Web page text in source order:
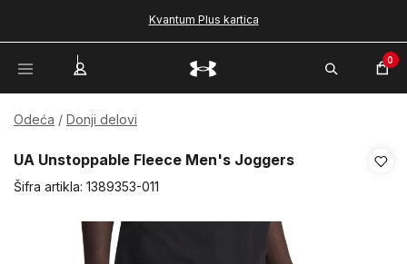
Kvantum Plus kartica
0
Odeća Donji delovi
UA Unstoppable Fleece Men's Joggers
Šifra artikla: 1389353-011